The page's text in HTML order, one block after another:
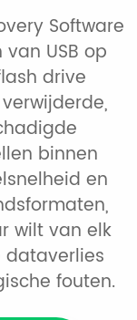
Software
USB op
drive
binnen
en
wilt van elk
fouten.